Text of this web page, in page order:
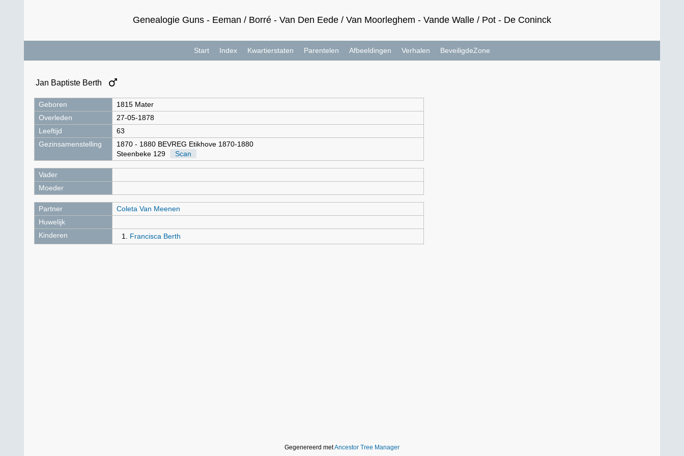
Genealogie Guns - Eeman / Borré - Van Den Eede / Van Moorleghem - Vande Walle / Pot - De Coninck
Start Index Kwartierstaten Parentelen Afbeeldingen Verhalen BeveiligdeZone
Jan Baptiste Berth
Geboren
1815 Mater
Overleden
27-05-1878
Leeftijd
63
Gezinsamenstelling
1870 - 1880 BEVREG Etikhove 1870-1880
Steenbeke 129
Scan
Vader
Moeder
Partner
Coleta Van Meenen
Huwelijk
Kinderen
Francisca Berth
Gegenereerd metAncestor Tree Manager